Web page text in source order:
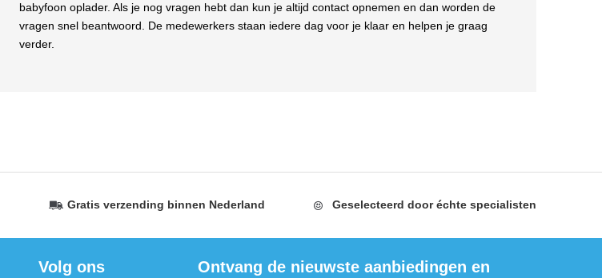
babyfoon oplader. Als je nog vragen hebt dan kun je altijd contact opnemen en dan worden de
vragen snel beantwoord. De medewerkers staan iedere dag voor je klaar en helpen je graag
verder.
Gratis verzending binnen Nederland Geselecteerd dooréchte specialisten
Volg ons
Ontvang de nieuwste aanbiedingen en